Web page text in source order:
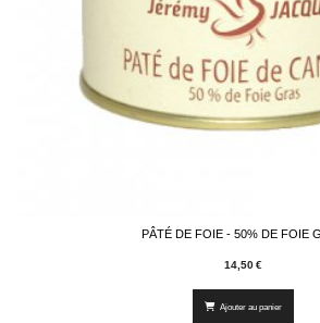
PÂTÉ DE FOIE - 50% DE FOIE
14,50€
Ajouter au panier